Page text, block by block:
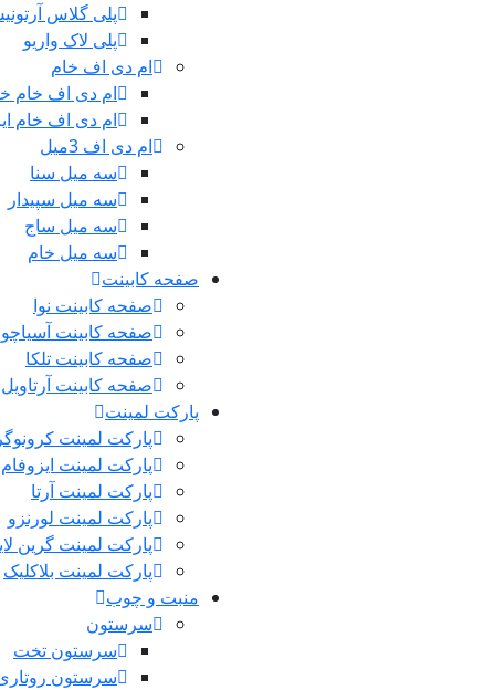
پلی گلاس
پلی لاک واریو
ام دی اف خام
ام دی اف خام
ام دی اف خام
ام دی اف 3میل
سه میل سنا
سه میل سپیدار
سه میل ساج
سه میل خام
صفحه کابینت
صفحه کابینت نوا
صفحه کابینت
صفحه کابینت تلکا
صفحه کابینت آرتاویل
پارکت لمینت
پارکت لمینت
پارکت لمینت ایزوفام
پارکت لمینت آرتا
پارکت لمینت لورنزو
پارکت لمینت گرین
پارکت لمینت بلاکلیک
منبت و چوب
سرستون
سرستون تخت
سرستون